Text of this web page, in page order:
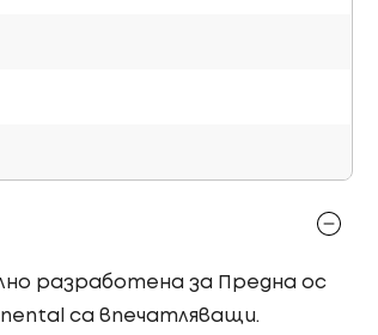
разработена за Предна ос
са впечатляващи.